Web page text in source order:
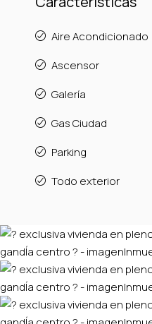
Aire Acondicionado
Ascensor
Galería
Gas Ciudad
Parking
Todo exterior